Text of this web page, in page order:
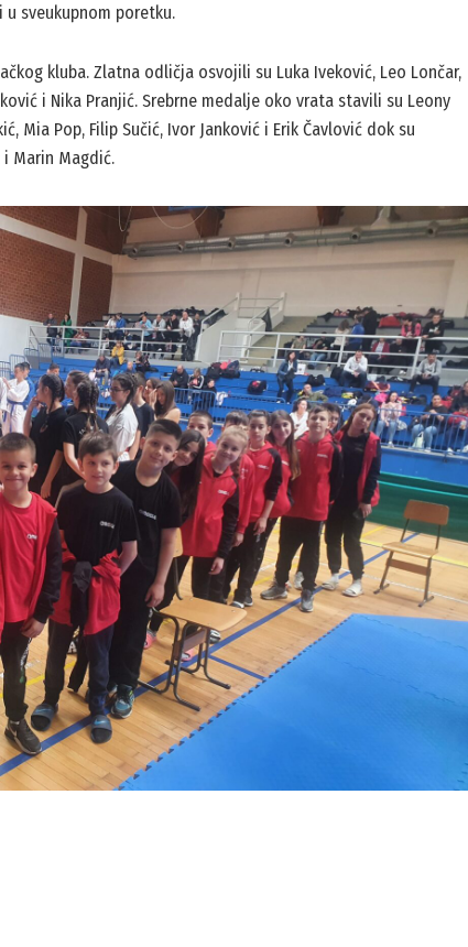
u sveukupnom poretku.
kluba. Zlatna odličja osvojili su Luka Iveković, Leo Lončar,
i Nika Pranjić. Srebrne medalje oko vrata stavili su Leony
Mia Pop, Filip Sučić, Ivor Janković i Erik Čavlović dok su
Marin Magdić.